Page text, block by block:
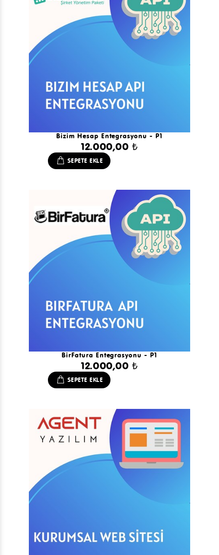
Bizim Hesap Entegrasyonu - P1
12.000,00 ₺
SEPETE EKLE
BirFatura Entegrasyonu - P1
12.000,00 ₺
SEPETE EKLE